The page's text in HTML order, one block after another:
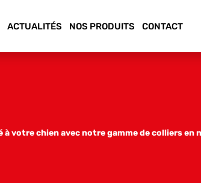
ACTUALITÉS NOS PRODUITS CONTACT
votre chien avec notre gamme de colliers